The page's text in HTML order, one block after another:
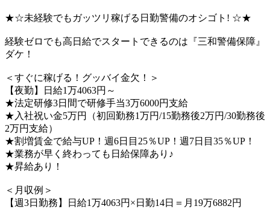
★☆未経験でもガッツリ稼げる日勤警備のオシゴト! ☆★
経験ゼロでも高日給でスタートできるのは『三和警備保障』
ダケ！
＜すぐに稼げる！グッバイ金欠！＞
【夜勤】日給1万4063円～
★法定研修3日間で研修手当3万6000円支給
★入社祝い金5万円（初回勤務1万円/15勤務後2万円/30勤務後
2万円支給）
★割増賃金で給与UP！週6日目25％UP！週7日目35％UP！
★業務が早く終わっても日給保障あり♪
★昇給あり！
＜月収例＞
【週3日勤務】日給1万4063円×日勤14日＝月19万6882円